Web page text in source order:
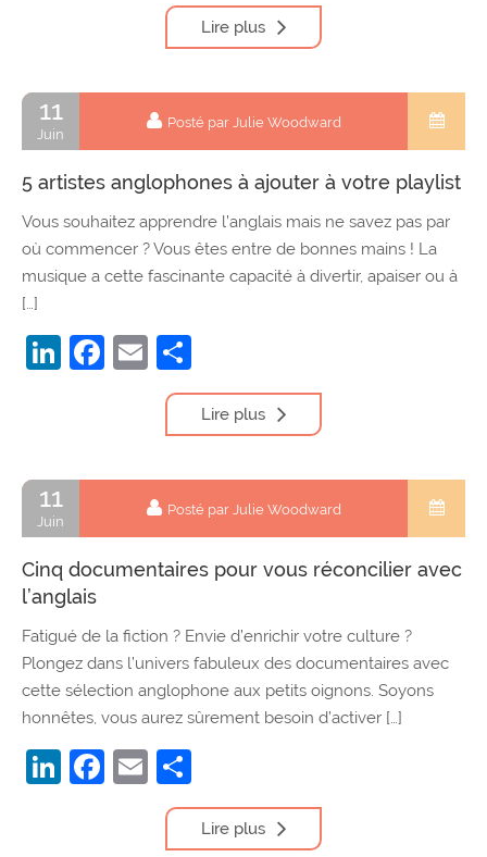
Lire plus
11
Juin
Posté par Julie Woodward
5 artistes anglophones à ajouter à votre playlist
Vous souhaitez apprendre l’anglais mais ne savez pas par
où commencer ? Vous êtes entre de bonnes mains ! La
musique a cette fascinante capacité à divertir, apaiser ou à
[…]
LinkedIn
Facebook
Email
Lire plus
11
Juin
Posté par Julie Woodward
Cinq documentaires pour vous réconcilier avec
l’anglais
Fatigué de la fiction ? Envie d’enrichir votre culture ?
Plongez dans l’univers fabuleux des documentaires avec
cette sélection anglophone aux petits oignons. Soyons
honnêtes, vous aurez sûrement besoin d’activer […]
LinkedIn
Facebook
Email
Lire plus